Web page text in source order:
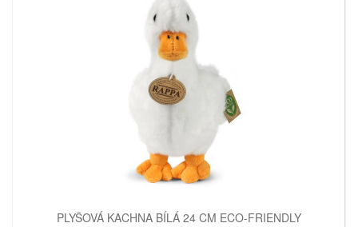
PLYŠOVÁ KACHNA BÍLÁ 24 CM ECO-FRIENDLY